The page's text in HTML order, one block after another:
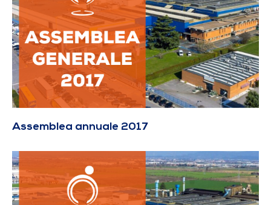
Assemblea annuale 2017